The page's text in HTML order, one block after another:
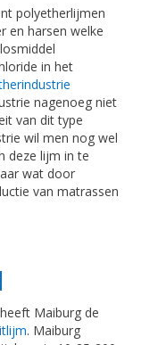
polyetherlijmen
en harsen welke
in het
nagenoeg niet
van dit type
wil men nog wel
deze lijm in te
wat door
van matrassen
Maiburg de
. Maiburg